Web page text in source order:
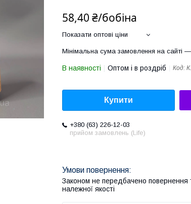
58,40 ₴/бобіна
Показати оптові ціни
Мінімальна сума замовлення на сайті
В наявності Оптом і в роздріб Код:
Купити
+380 (63) 226-12-03
прийом замовлень (Life)
Законом не передбачено повернення
належної якості